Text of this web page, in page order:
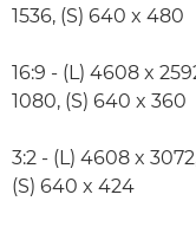
1536, (S) 640 x 480
16:9 - (L) 4608 x
1080, (S) 640 x 360
3:2 - (L) 4608 x
(S) 640 x 424